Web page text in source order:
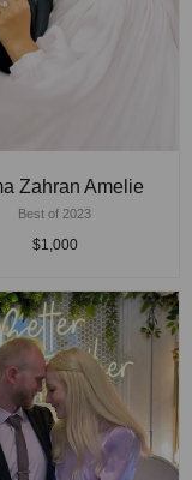
Zahran Amelie
Best of 2023
$1,000